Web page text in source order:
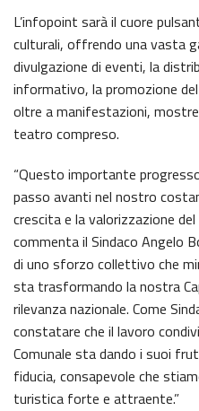
L’infopoint sarà il cuore
culturali, offrendo una vasta
divulgazione di eventi, la
informativo, la promozione
oltre a manifestazioni,
teatro compreso.
“Questo importante
passo avanti nel nostro
crescita e la valorizzazione
commenta il Sindaco Angelo
di uno sforzo collettivo che
sta trasformando la nostra
rilevanza nazionale. Come
constatare che il lavoro
Comunale sta dando i suoi
fiducia, consapevole che
turistica forte e attraente.”